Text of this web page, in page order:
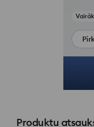
Produktu